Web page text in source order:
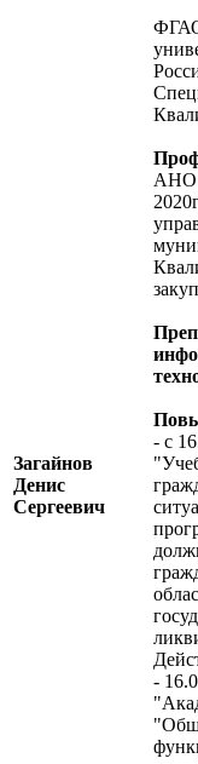
Загайнов
Денис
Сергеевич
АНО
- с
-